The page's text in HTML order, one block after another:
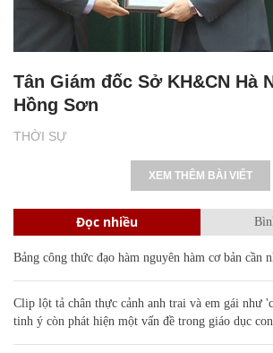
THỜI SỰ
Tân Giám đốc Sở KH&CN Hà
Hồng Sơn
XEM THÊM BÀI VIẾT
Đọc nhiều
Bảng công thức đạo hàm nguyên hàm cơ bản cần
Clip lột tả chân thực cảnh anh trai và em gái như
tinh ý còn phát hiện một vấn đề trong giáo dục con